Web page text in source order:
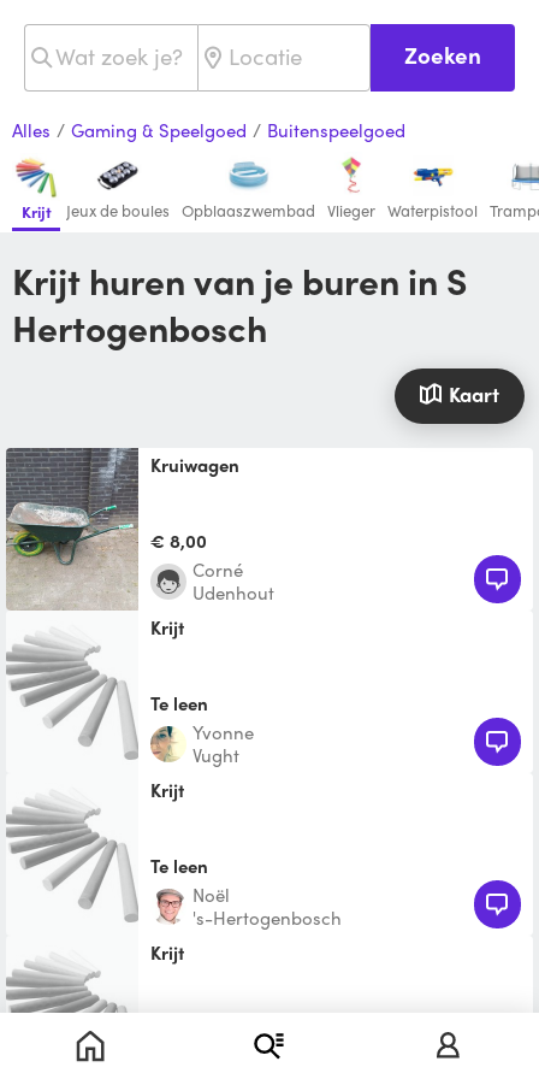
Zoeken
Alles / Gaming & Speelgoed / Buitenspeelgoed
Krijt Jeux de boules Opblaaszwembad Vlieger Waterpistool
Krijt huren van je buren in S
Hertogenbosch
Kaart
Kruiwagen
€ 8,00
Corné
Udenhout
krijt
Te leen
Yvonne
Vught
Krijt
Te leen
Noël
's-Hertogenbosch
krijt
Michelle